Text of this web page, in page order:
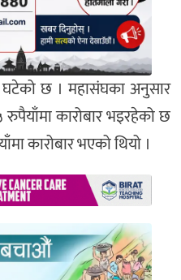
छ । महासंघका अनुसार
कारोबार भइरहेको छ
कारोबार भएको थियो ।